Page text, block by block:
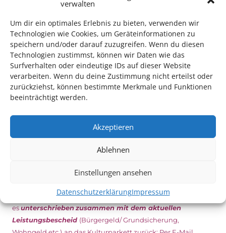
verwalten
Um dir ein optimales Erlebnis zu bieten, verwenden wir
Technologien wie Cookies, um Geräteinformationen zu
speichern und/oder darauf zuzugreifen. Wenn du diesen
Technologien zustimmst, können wir Daten wie das
Surfverhalten oder eindeutige IDs auf dieser Website
verarbeiten. Wenn du deine Zustimmung nicht erteilst oder
zurückziehst, können bestimmte Merkmale und Funktionen
beeinträchtigt werden.
Akzeptieren
Ablehnen
Einstellungen ansehen
DatenschutzerklärungImpressum
Filmsin Ludwigshafen statt.
Vom 19. August bist zum 9. SeptemberhabenKulturpass-
Inhaber*innen freien Eintritt
zu den Vorstellungen – 30
Minuten vor Beginn des Films und solange der Vorrat reicht!
Weitere Details zum Festival finden SieHIER
Dazu füllen Sie das Antragsformular aus und schicken
esunterschriebenzusammen mit demaktuellen
Leistungsbescheid (Bürgergeld/ Grundsicherung,